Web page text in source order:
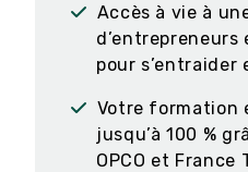
Accès à vie à
d’entrepreneurs
pour s’entraider
Votre formation
jusqu’à 100 %
OPCO et France